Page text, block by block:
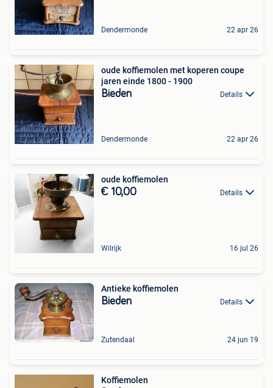
Dendermonde 22 apr 26
oude koffiemolen met koperen coupe
jaren einde 1800 - 1900
Bieden Details
Dendermonde 22 apr 26
oude koffiemolen
€ 10,00 Details
Wilrijk 16 jul 26
Antieke koffiemolen
Bieden Details
Zutendaal 24 jun 19
Koffiemolen